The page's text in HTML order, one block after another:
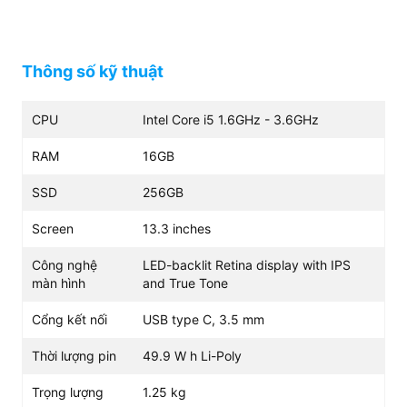
Thông số kỹ thuật
CPU Intel Core i5 1.6GHz - 3.6GHz
RAM 16GB
SSD 256GB
Screen 13.3 inches
Công nghệ
màn hình
LED-backlit Retina display with IPS
and True Tone
Cổng kết nối USB type C, 3.5 mm
Thời lượng pin 49.9 W h Li-Poly
Trọng lượng 1.25 kg